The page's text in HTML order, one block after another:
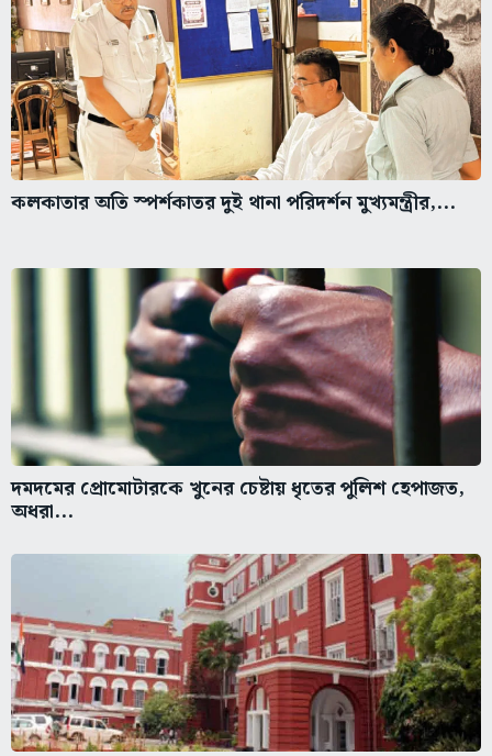
কলকাতার অতি স্পর্শকাতর দুই থানা পরিদর্শন মুখ্যমন্ত্রীর,...
দমদমের প্রোমোটারকে খুনের চেষ্টায় ধৃতের পুলিশ হেপাজত,
অধরা...